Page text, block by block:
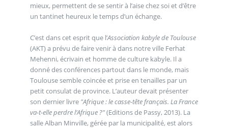
mieux, permettent de se sentir à l’aise chez soi et d’être
un tantinet heureux le temps d’un échange.
C’est dans cet esprit que l’Association kabyle de Toulouse
(AKT) a prévu de faire venir à dans notre ville Ferhat
Mehenni, écrivain et homme de culture kabyle. Il a
donné des conférences partout dans le monde, mais
Toulouse semble coincée et prise en tenailles par un
petit consulat de province. L’auteur devait présenter
son dernier livre "Afrique : le casse-tête français. La France
va-t-elle perdre l’Afrique ?"(Editions de Passy, 2013). La
salle Alban Minville, gérée par la municipalité, est alors